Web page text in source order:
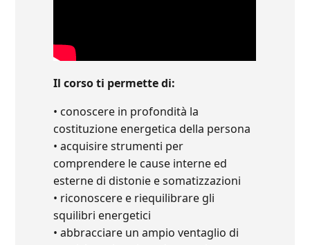
Il corso ti permette di:
• conoscere in profondità la
costituzione energetica della persona
• acquisire strumenti per
comprendere le cause interne ed
esterne di distonie e somatizzazioni
• riconoscere e riequilibrare gli
squilibri energetici
• abbracciare un ampio ventaglio di